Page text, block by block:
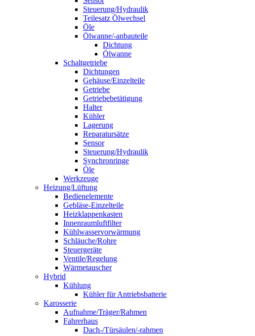
Steuerung/Hydraulik
Teilesatz Ölwechsel
Öle
Ölwanne/-anbauteile
Dichtung
Ölwanne
Schaltgetriebe
Dichtungen
Gehäuse/Einzelteile
Getriebe
Getriebebetätigung
Halter
Kühler
Lagerung
Reparatursätze
Sensor
Steuerung/Hydraulik
Synchronringe
Öle
Werkzeuge
Heizung/Lüftung
Bedienelemente
Gebläse-Einzelteile
Heizklappenkasten
Innenraumluftfilter
Kühlwasservorwärmung
Schläuche/Rohre
Steuergeräte
Ventile/Regelung
Wärmetauscher
Hybrid
Kühlung
Kühler für Antriebsbatterie
Karosserie
Aufnahme/Träger/Rahmen
Fahrerhaus
Dach-/Türsäulen/-rahmen